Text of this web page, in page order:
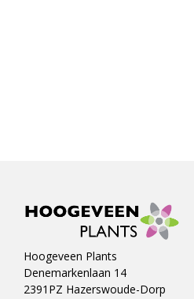
Hoogeveen Plants
Denemarkenlaan 14
2391PZ Hazerswoude-Dorp